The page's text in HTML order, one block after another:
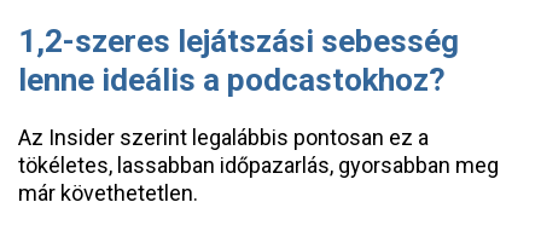
1,2-szeres lejátszási sebesség
lenne ideális a podcastokhoz?
Az Insider szerint legalábbis pontosan ez a
tökéletes, lassabban időpazarlás, gyorsabban meg
már követhetetlen.